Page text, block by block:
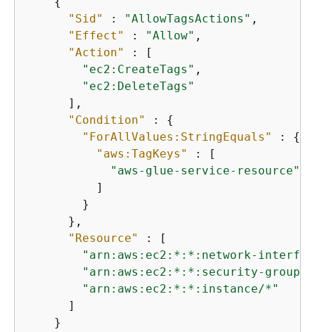
"Sid"
: "AllowTagsActions" ,
"Effect"
: "Allow" ,
"Action"
: [
"ec2:CreateTags" ,
"ec2:DeleteTags"
      ],
"Condition"
: {
"ForAllValues:StringEquals"
: {
"aws:TagKeys"
: [
"aws-glue-service-resource"
          ]
        }
      },
"Resource"
: [
"arn:aws:ec2:*:*:network-
"arn:aws:ec2:*:*:security-group/
"arn:aws:ec2:*:*:instance/*"
      ]
    }